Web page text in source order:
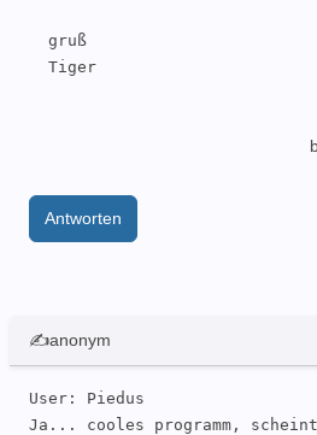
  Tiger
Antworten
✍anonym
User: Piedus
Ja... cooles programm,